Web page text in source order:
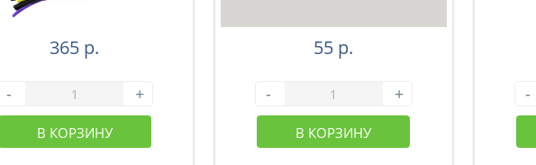
365 р.
- +
В КОРЗИНУ
55 р.
- +
В КОРЗИНУ
-